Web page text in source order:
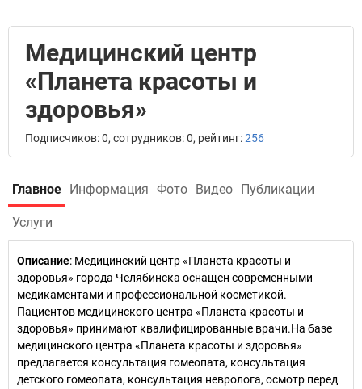
Медицинский центр
«Планета красоты и
здоровья»
Подписчиков: 0, сотрудников: 0, рейтинг:256
Главное Информация Фото Видео Публикации
Услуги
Описание: Медицинский центр «Планета красоты и
здоровья» города Челябинска оснащен современными
медикаментами и профессиональной косметикой.
Пациентов медицинского центра «Планета красоты и
здоровья» принимают квалифицированные врачи.На базе
медицинского центра «Планета красоты и здоровья»
предлагается консультация гомеопата, консультация
детского гомеопата, консультация невролога, осмотр перед